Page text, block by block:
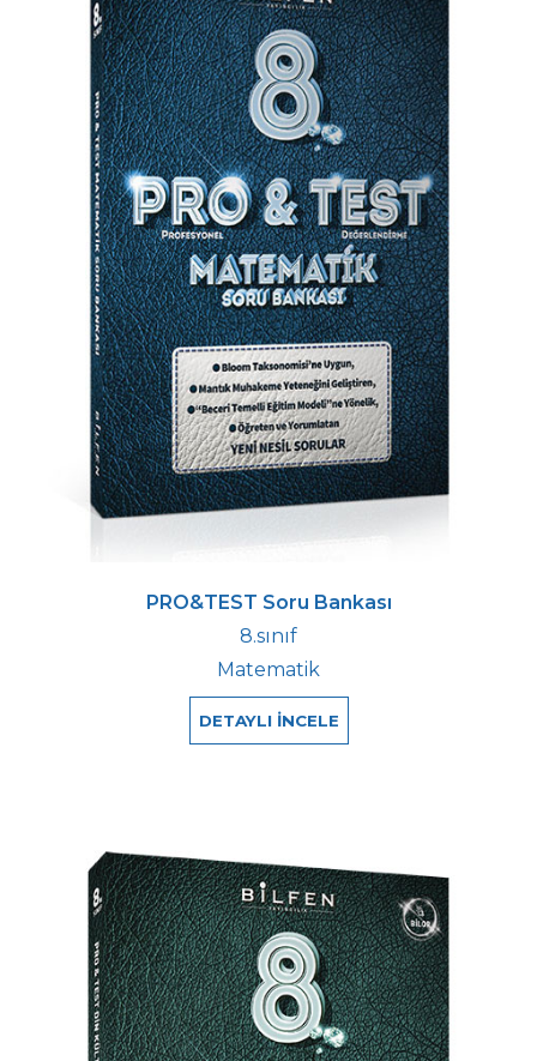
PRO&TEST Soru Bankası
8.sınıf
Matematik
DETAYLI İNCELE